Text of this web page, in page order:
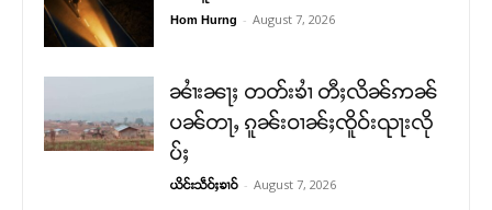
Hom Hurng - August 7, 2026
ၼၢႆးၼႃႈ တတ်းၶၢႆ တီႈလိၼ်ဢၼ်
ပၼ်တႃႇ ၵူၼ်းဝၢၼ်ႈၸိူဝ်းၺႃးလို
ပ်ႈ
ယိင်းသဵဝ်ႈၶၢဝ် - August 7, 2026